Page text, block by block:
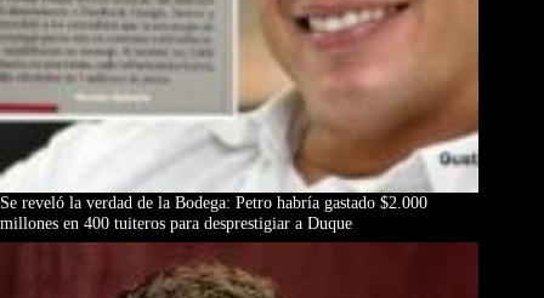
Se reveló la verdad de la Bodega: Petro habría gastado $2.000
millones en 400 tuiteros para desprestigiar a Duque